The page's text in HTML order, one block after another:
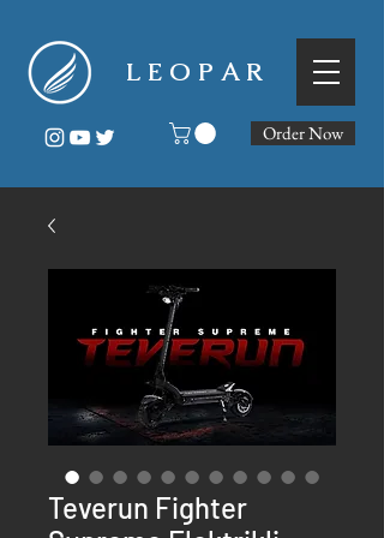
L E O P A R
Order Now
Teverun Fighter